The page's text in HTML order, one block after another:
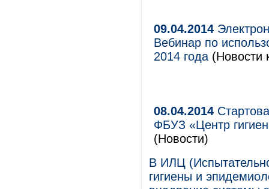
09.04.2014
Вебинар по
2014 года (Новости
08.04.2014
ФБУЗ «Центр
(Новости)
В ИЛЦ
гигиены и